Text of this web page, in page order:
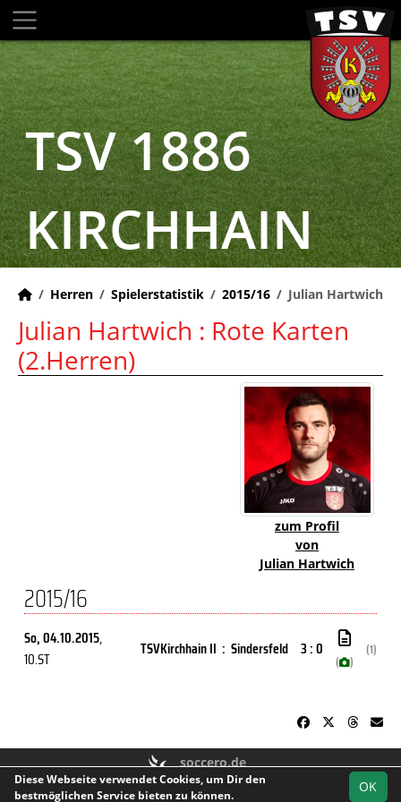
TSV 1886
KIRCHHAIN
Herren Spielerstatistik 2015/16 Julian Hartwich
Julian Hartwich : Rote Karten
(2.Herren)
zum Profil
von
Julian Hartwich
2015/16
So, 04.10.2015,
10.ST
TSVKirchhain II : Sindersfeld 3 : 0
( )
(1)
soccero.de
© 2006 - 2026 OK
Diese Webseite verwendet Cookies, um Dir den
bestmöglichen Service bieten zu können.